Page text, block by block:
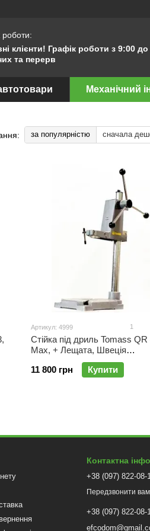
роботи:
клієнти! Графік роботи з 9:00
та перерв
Механічний
за популярністю сначала
Артикул: 4999 1
Стійка під дриль Tomass QR
Max, + Лещата, Швеція
(Універсальна)
11 800 грн
Купити
Контактна
+38 (097) 822-08-
Передзвонити
+38 (097) 822-08-